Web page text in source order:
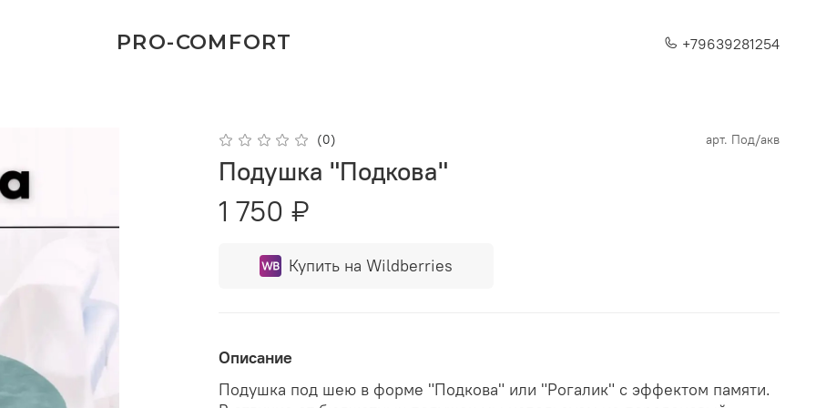
PRO-COMFORT +79639281254
(0) арт. Под/акв
Подушка "Подкова"
1 750 ₽
Купить на Wildberries
Описание
Подушка под шею в форме "Подкова" или "Рогалик" с эффектом памяти.